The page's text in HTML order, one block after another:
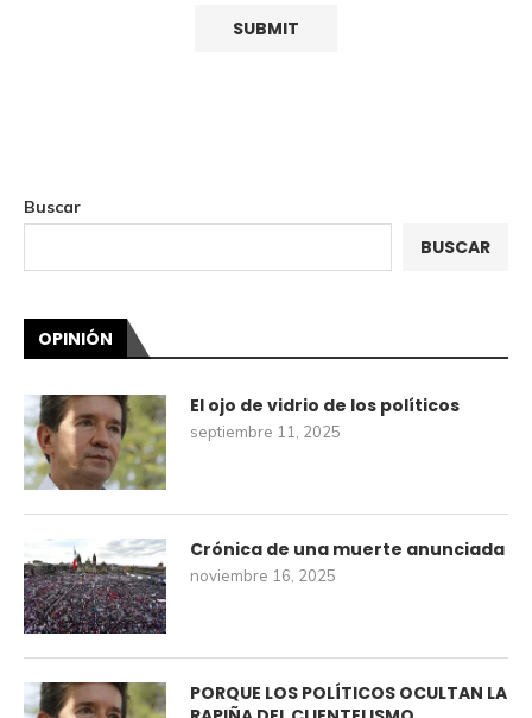
Buscar
BUSCAR
OPINIÓN
El ojo de vidrio de los políticos
septiembre 11, 2025
Crónica de una muerte anunciada
noviembre 16, 2025
PORQUE LOS POLÍTICOS OCULTAN LA